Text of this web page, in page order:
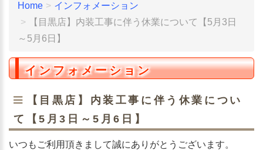
Home
インフォメーション
【目黒店】内装工事に伴う休業について【5月3日
～5月6日】
インフォメーション
【目黒店】内装工事に伴う休業につい
て【5月3日～5月6日】
いつもご利用頂きまして誠にありがとうございます。